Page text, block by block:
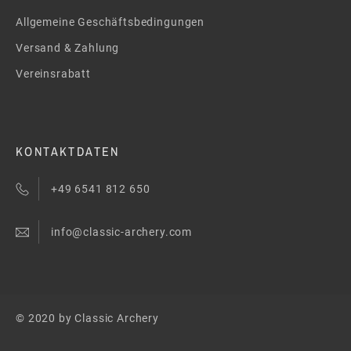
Allgemeine Geschäftsbedingungen
Versand & Zahlung
Vereinsrabatt
KONTAKTDATEN
+49 6541 812 650
info@classic-archery.com
© 2020 by Classic Archery